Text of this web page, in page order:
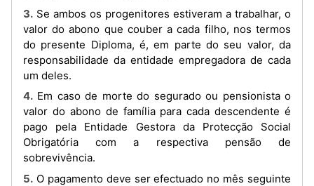
3. Se ambos os progenitores estiveram a trabalhar, o
valor do abono que couber a cada filho, nos termos
do presente Diploma, é, em parte do seu valor, da
responsabilidade da entidade empregadora de cada
um deles.
4. Em caso de morte do segurado ou pensionista o
valor do abono de família para cada descendente é
pago pela Entidade Gestora da Protecção Social
Obrigatória com a respectiva pensão de
sobrevivência.
5. O pagamento deve ser efectuado no mês seguinte